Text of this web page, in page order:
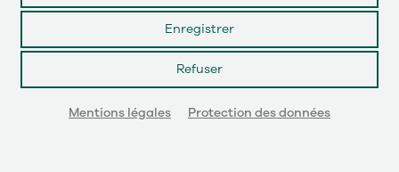
CONTACTEZ-NOUS !
Enregistrer
Refuser
Mentions légales Protection des données